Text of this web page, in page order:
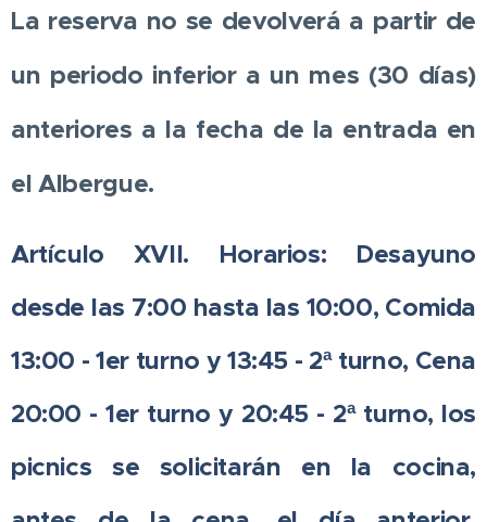
La reserva no se devolverá a partir de
un periodo inferior a un mes (30 días)
anteriores a la fecha de la entrada en
el Albergue.
Artículo XVII. Horarios: Desayuno
desde las 7:00 hasta las 10:00, Comida
13:00 - 1er turno y 13:45 - 2ª turno, Cena
20:00 - 1er turno y 20:45 - 2ª turno, los
picnics se solicitarán en la cocina,